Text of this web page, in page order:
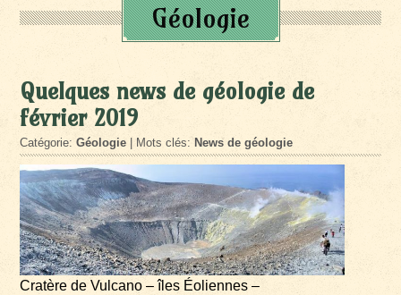
Géologie
Quelques news de géologie de
février 2019
Catégorie:Géologie | Mots clés: News de géologie
Cratère de Vulcano – îles Éoliennes –